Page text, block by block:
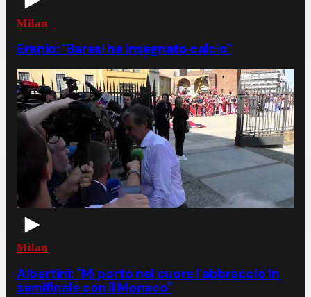
Milan
Eranio: "Baresi ha insegnato calcio"
Milan
Albertini: "Mi porto nel cuore l'abbraccio in
semifinale con il Monaco"